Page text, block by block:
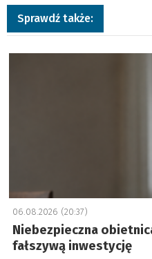
Sprawdź także:
a
06.08.2026 (20:37)
Niebezpieczna
fałszywą inwestycję